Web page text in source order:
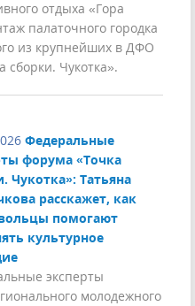
отдыха «Гора
палаточного городка
из крупнейших в ДФО
сборки. Чукотка».
Федеральные
форума «Точка
Чукотка»: Татьяна
расскажет, как
помогают
культурное
эксперты
молодежного